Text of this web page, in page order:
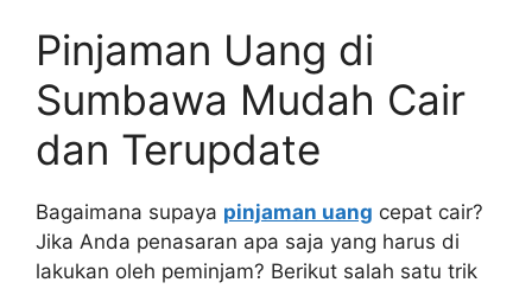
Pinjaman Uang di
Sumbawa Mudah Cair
dan Terupdate
Bagaimana supaya pinjaman uang cepat cair?
Jika Anda penasaran apa saja yang harus di
lakukan oleh peminjam? Berikut salah satu trik